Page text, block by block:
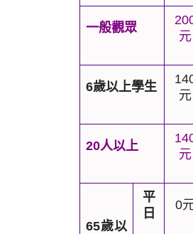
一般觀眾
元
6歲以上學生
元
20人以上
元
65歲以
平
日
0